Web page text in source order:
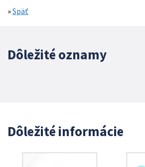
»Späť
Dôležité oznamy
Dôležité informácie